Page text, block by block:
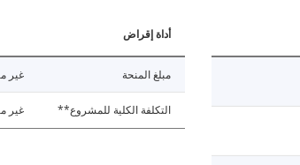
أداة إقراض
مبلغ المنحة غير
التكلفة الكلية للمشروع** غير